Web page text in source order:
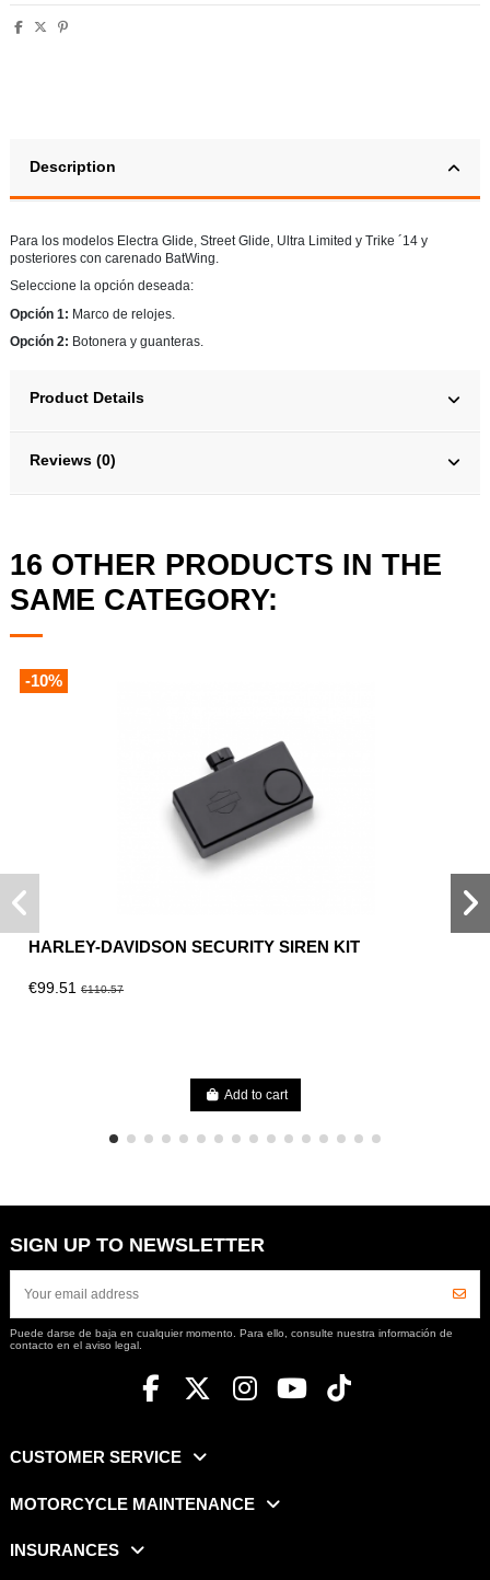
Description
Para los modelos Electra Glide, Street Glide, Ultra Limited y Trike ´14 y
posteriores con carenado BatWing.
Seleccione la opción deseada:
Opción 1: Marco de relojes.
Opción 2: Botonera y guanteras.
Product Details
Reviews (0)
16 OTHER PRODUCTS IN THE
SAME CATEGORY:
-10%
HARLEY-DAVIDSON SECURITY SIREN KIT
€99.51€110.57
Add to cart
SIGN UP TO NEWSLETTER
Puede darse de baja en cualquier momento. Para ello, consulte nuestra información de
contacto en el aviso legal.
CUSTOMER SERVICE
MOTORCYCLE MAINTENANCE
INSURANCES